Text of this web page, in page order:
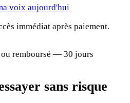
voix aujourd'hui
immédiat après paiement.
remboursé — 30 jours
sans risque